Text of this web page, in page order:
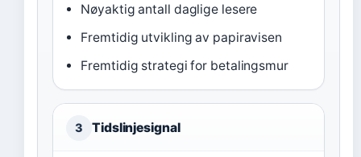
Nøyaktig antall daglige lesere
Fremtidig utvikling av papiravisen
Fremtidig strategi for betalingsmur
3 Tidslinjesignal